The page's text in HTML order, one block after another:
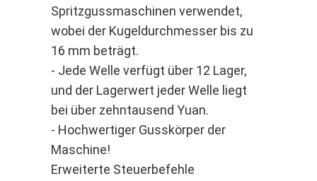
Spritzgussmaschinen verwendet,
wobei der Kugeldurchmesser bis zu
16 mm beträgt.
- Jede Welle verfügt über 12 Lager,
und der Lagerwert jeder Welle liegt
bei über zehntausend Yuan.
- Hochwertiger Gusskörper der
Maschine!
Erweiterte Steuerbefehle